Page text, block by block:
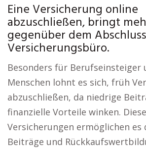
Eine Versicherung online
abzuschließen, bringt
gegenüber dem
Versicherungsbüro.
Besonders für Berufseinsteiger
Menschen lohnt es sich, früh
abzuschließen, da niedrige
finanzielle Vorteile winken. Diese
Versicherungen ermöglichen es
Beiträge und